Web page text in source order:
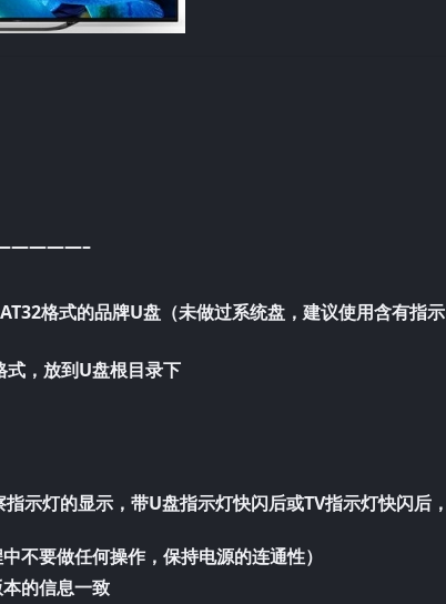
格式的品牌U盘（未做过系统盘，建议使用含有指示
，放到U盘根目录下
示灯的显示，带U盘指示灯快闪后或TV指示灯快闪后，
不要做任何操作，保持电源的连通性）
的信息一致